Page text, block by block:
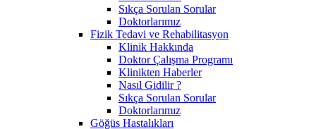
Sıkça Sorulan Sorular
Doktorlarımız
Fizik Tedavi ve Rehabilitasyon
Klinik Hakkında
Doktor Çalışma Programı
Klinikten Haberler
Nasıl Gidilir ?
Sıkça Sorulan Sorular
Doktorlarımız
Göğüs Hastalıkları